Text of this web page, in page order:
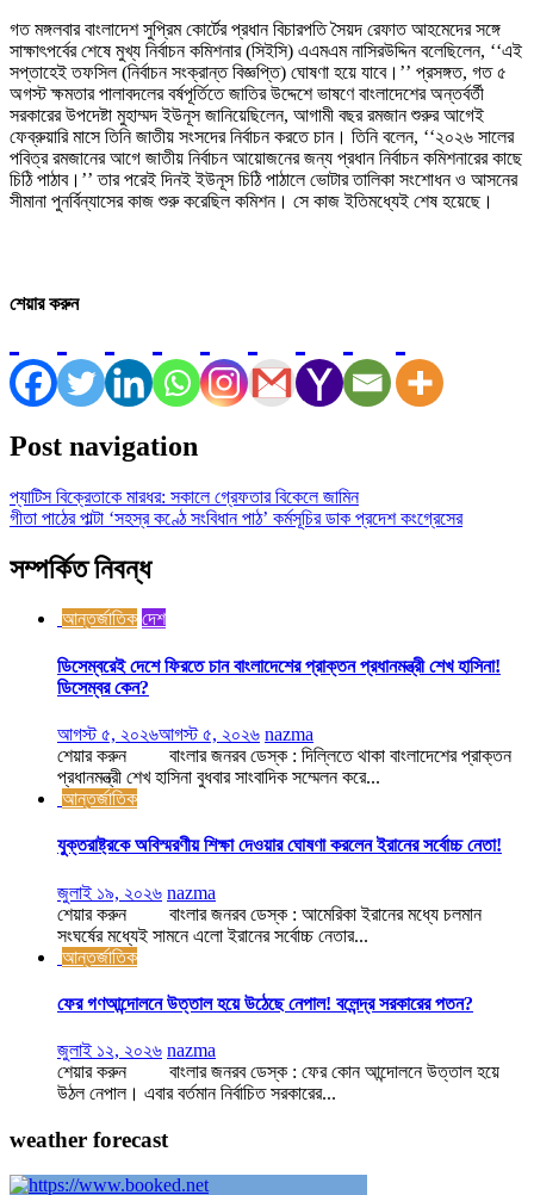
গত মঙ্গলবার বাংলাদেশ সুপ্রিম কোর্টের প্রধান বিচারপতি সৈয়দ রেফাত আহমেদের সঙ্গে
সাক্ষাৎপর্বের শেষে মুখ্য নির্বাচন কমিশনার (সিইসি) এএমএম নাসিরউদ্দিন বলেছিলেন, ‘‘এই
সপ্তাহেই তফসিল (নির্বাচন সংক্রান্ত বিজ্ঞপ্তি) ঘোষণা হয়ে যাবে।’’ প্রসঙ্গত, গত ৫
অগস্ট ক্ষমতার পালাবদলের বর্ষপূর্তিতে জাতির উদ্দেশে ভাষণে বাংলাদেশের অন্তর্বর্তী
সরকারের উপদেষ্টা মুহাম্মদ ইউনূস জানিয়েছিলেন, আগামী বছর রমজান শুরুর আগেই
ফেব্রুয়ারি মাসে তিনি জাতীয় সংসদের নির্বাচন করতে চান। তিনি বলেন, ‘‘২০২৬ সালের
পবিত্র রমজানের আগে জাতীয় নির্বাচন আয়োজনের জন্য প্রধান নির্বাচন কমিশনারের কাছে
চিঠি পাঠাব।’’ তার পরেই দিনই ইউনূস চিঠি পাঠালে ভোটার তালিকা সংশোধন ও আসনের
সীমানা পুনর্বিন্যাসের কাজ শুরু করেছিল কমিশন। সে কাজ ইতিমধ্যেই শেষ হয়েছে।
শেয়ার করুন
Post navigation
প্যাটিস বিক্রেতাকে মারধর: সকালে গ্রেফতার বিকেলে জামিন
গীতা পাঠের পাল্টা ‘সহস্র কণ্ঠে সংবিধান পাঠ’ কর্মসূচির ডাক প্রদেশ কংগ্রেসের
সম্পর্কিত নিবন্ধ
আন্তর্জাতিক দেশ
ডিসেম্বরেই দেশে ফিরতে চান বাংলাদেশের প্রাক্তন প্রধানমন্ত্রী শেখ হাসিনা!
ডিসেম্বর কেন?
আগস্ট ৫, ২০২৬আগস্ট ৫, ২০২৬ nazma
শেয়ার করুন বাংলার জনরব ডেস্ক : দিল্লিতে থাকা বাংলাদেশের প্রাক্তন
প্রধানমন্ত্রী শেখ হাসিনা বুধবার সাংবাদিক সম্মেলন করে...
আন্তর্জাতিক
যুক্তরাষ্ট্রকে অবিস্মরণীয় শিক্ষা দেওয়ার ঘোষণা করলেন ইরানের সর্বোচ্চ নেতা!
জুলাই ১৯, ২০২৬ nazma
শেয়ার করুন বাংলার জনরব ডেস্ক : আমেরিকা ইরানের মধ্যে চলমান
সংঘর্ষের মধ্যেই সামনে এলো ইরানের সর্বোচ্চ নেতার...
আন্তর্জাতিক
ফের গণআন্দোলনে উত্তাল হয়ে উঠেছে নেপাল! বলেন্দ্র সরকারের পতন?
জুলাই ১২, ২০২৬ nazma
শেয়ার করুন বাংলার জনরব ডেস্ক : ফের কোন আন্দোলনে উত্তাল হয়ে
উঠল নেপাল। এবার বর্তমান নির্বাচিত সরকারের...
weather forecast